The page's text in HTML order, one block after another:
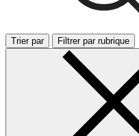
Trier par Filtrer par rubrique